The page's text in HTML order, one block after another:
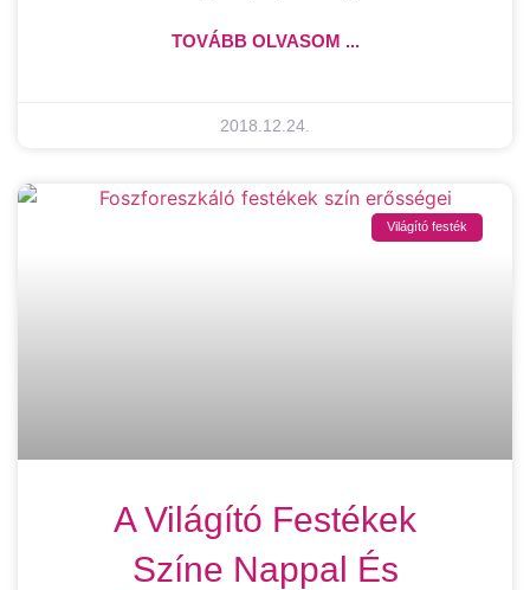
TOVÁBB OLVASOM ...
2018.12.24.
Világító festék
A Világító Festékek
Színe Nappal És